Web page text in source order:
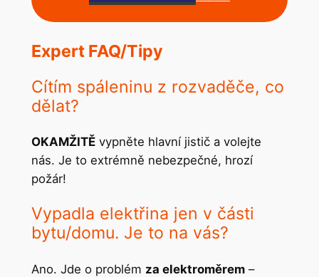
Expert FAQ/Tipy
Cítím spáleninu z rozvaděče, co
dělat?
OKAMŽITĚvypněte hlavní jistič a volejte
nás. Je to extrémně nebezpečné, hrozí
požár!
Vypadla elektřina jen v části
bytu/domu. Je to na vás?
Ano. Jde o problém za elektroměrem–